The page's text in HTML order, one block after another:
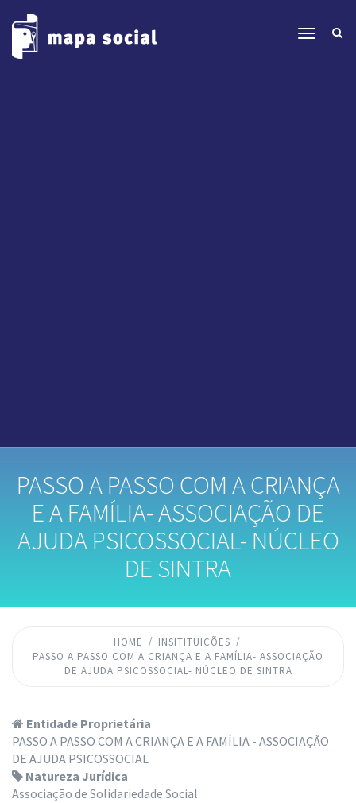
PASSO A PASSO COM A CRIANÇA
E A FAMÍLIA- ASSOCIAÇÃO DE
AJUDA PSICOSSOCIAL- NÚCLEO
DE SINTRA
HOME
INSITITUICÕES
PASSO A PASSO COM A CRIANÇA E A FAMÍLIA- ASSOCIAÇÃO
DE AJUDA PSICOSSOCIAL- NÚCLEO DE SINTRA
Entidade Proprietária
PASSO A PASSO COM A CRIANÇA E A FAMÍLIA - ASSOCIAÇÃO
DE AJUDA PSICOSSOCIAL
Natureza Jurídica
Associação de Solidariedade Social